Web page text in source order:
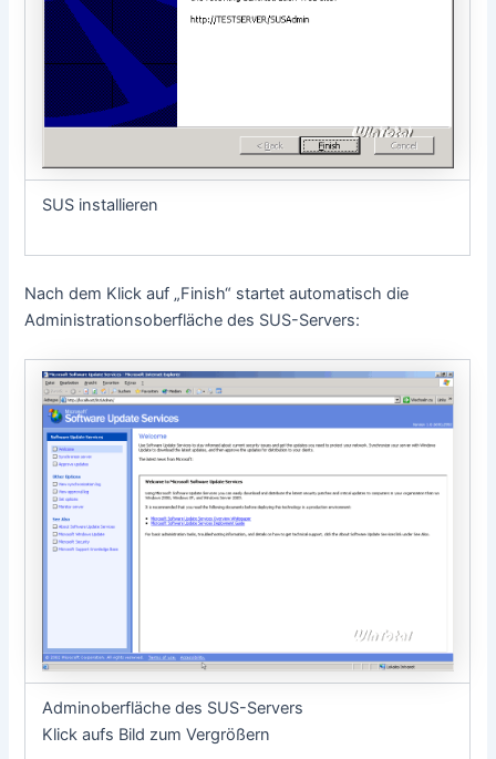
SUS installieren
Nach dem Klick auf „Finish“ startet automatisch die
Administrationsoberfläche des SUS-Servers:
Adminoberfläche des SUS-Servers
Klick aufs Bild zum Vergrößern